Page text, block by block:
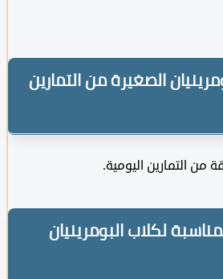
الصغيرة من التمارين
لكلاب البومرينيان